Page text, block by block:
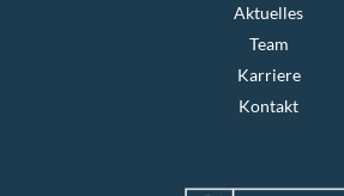
Aktuelles
Team
Karriere
Kontakt